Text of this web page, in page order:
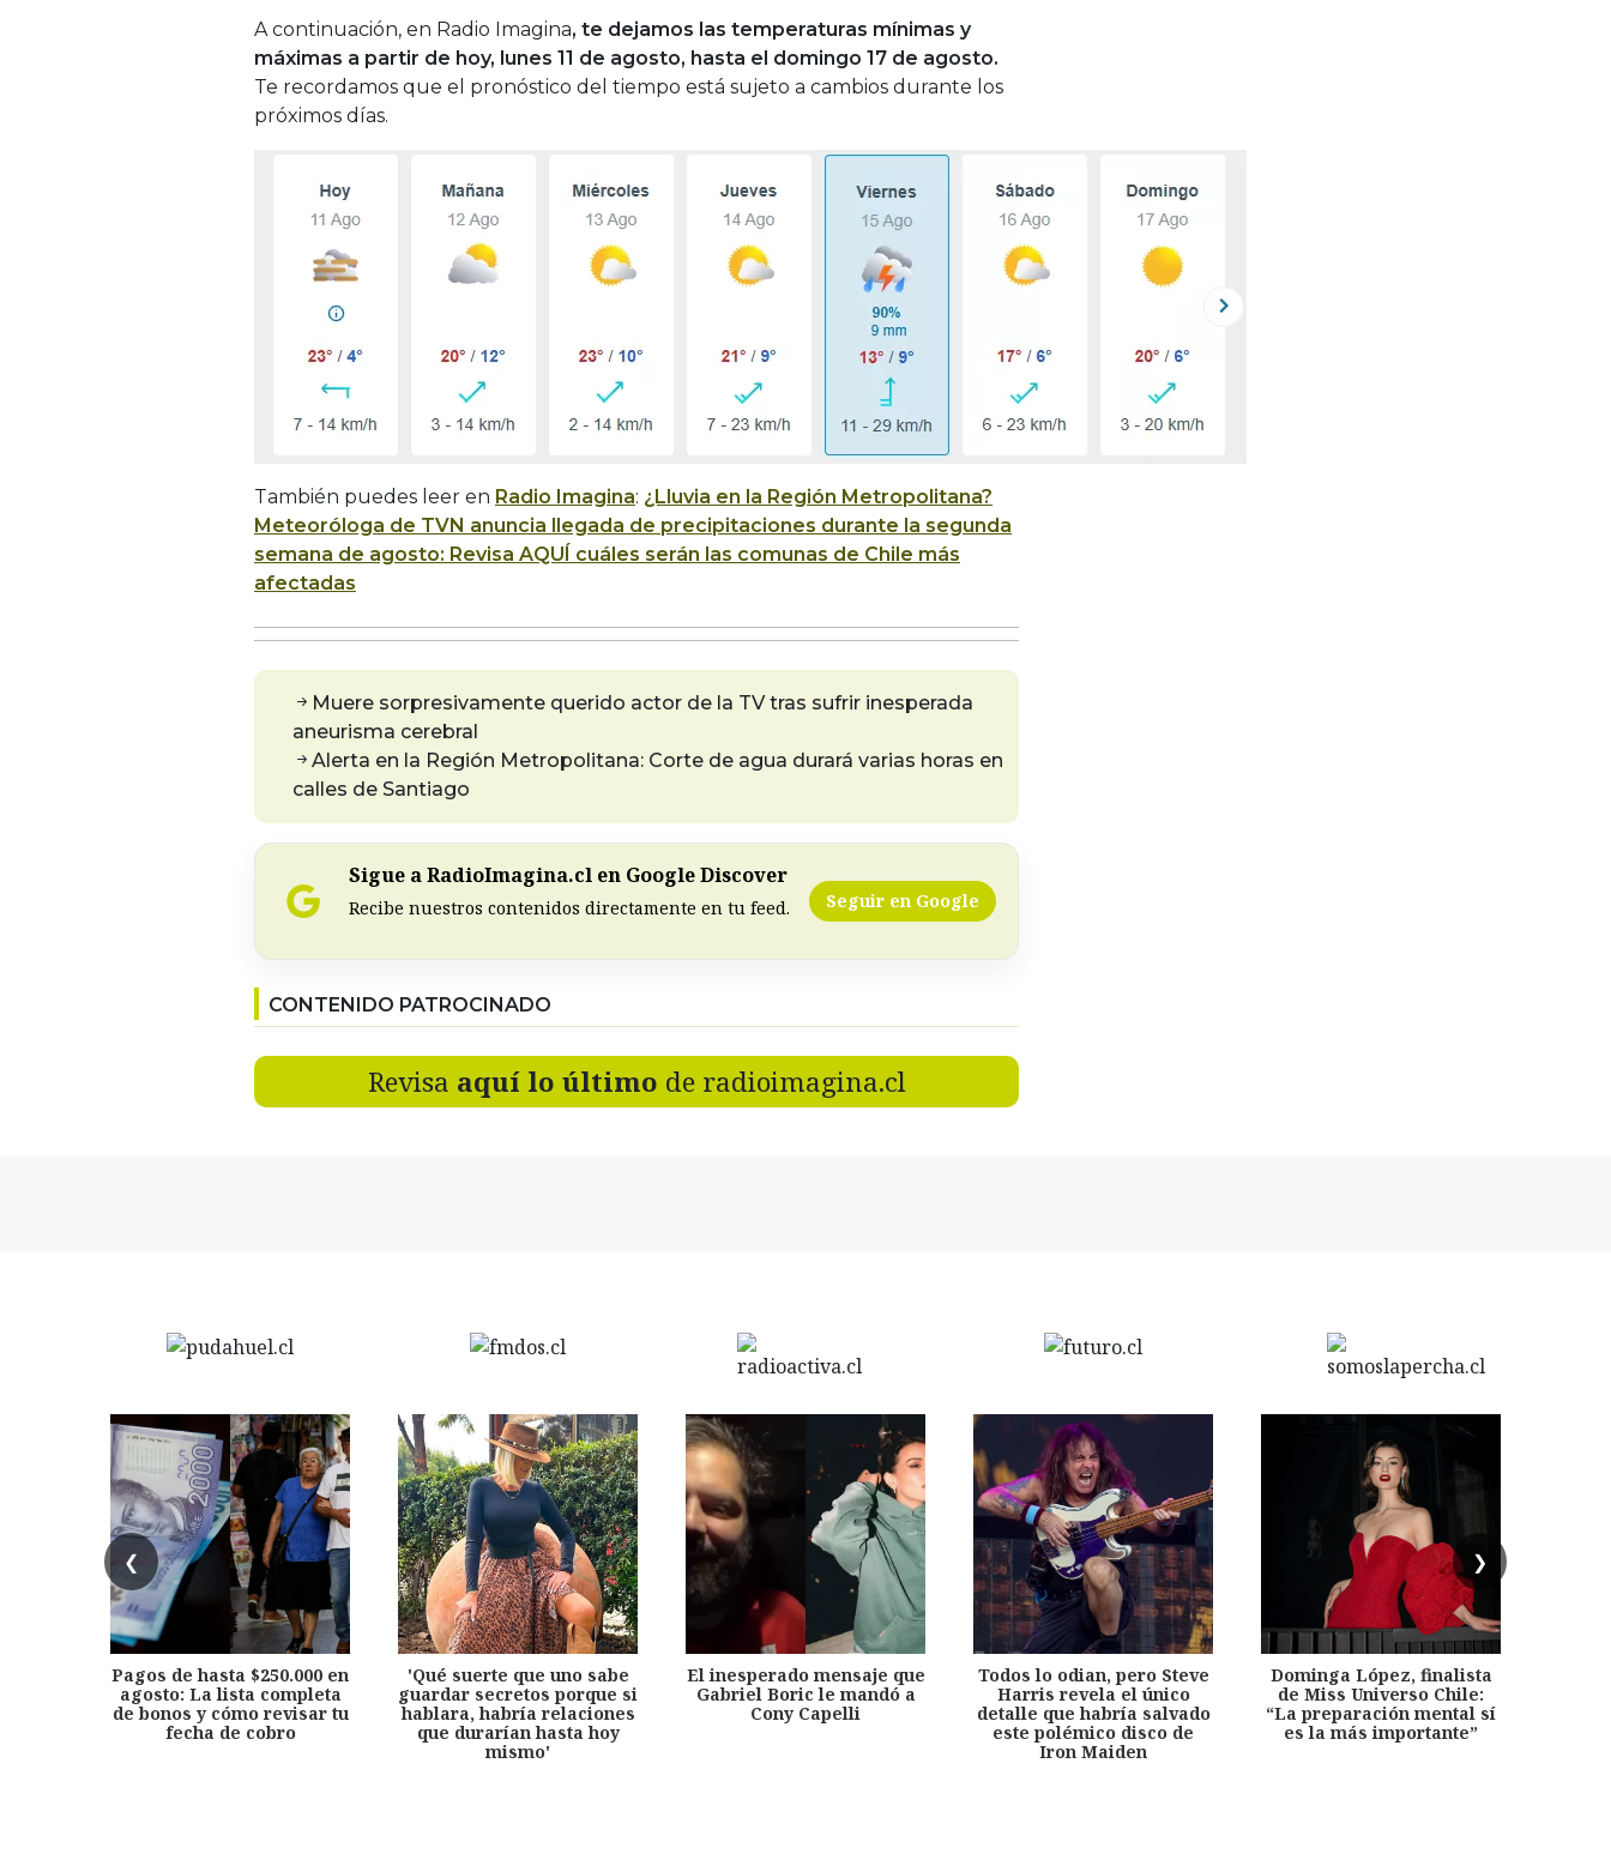
A continuación, en Radio Imagina, te dejamos las temperaturas mínimas y
máximas a partir de hoy, lunes 11 de agosto, hasta el domingo 17 de agosto.
Te recordamos que el pronóstico del tiempo está sujeto a cambios durante los
próximos días.
También puedes leer en Radio Imagina: ¿Lluvia en la Región Metropolitana?
Meteoróloga de TVN anuncia llegada de precipitaciones durante la segunda
semana de agosto: Revisa AQUÍ cuáles serán las comunas de Chile más
afectadas
Muere sorpresivamente querido actor de la TV tras sufrir inesperada
aneurisma cerebral
Alerta en la Región Metropolitana: Corte de agua durará varias horas en
calles de Santiago
Sigue a RadioImagina.cl en Google Discover
Recibe nuestros contenidos directamente en tu feed. Seguir en Google
CONTENIDO PATROCINADO
Revisa aquí lo último de radioimagina.cl
❮ ❯
Pagos de hasta $250.000 en
agosto: La lista completa
de bonos y cómo revisar tu
fecha de cobro
'Qué suerte que uno sabe
guardar secretos porque si
hablara, habría relaciones
que durarían hasta hoy
mismo'
El inesperado mensaje que
Gabriel Boric le mandó a
Cony Capelli
Todos lo odian, pero Steve
Harris revela el único
detalle que habría salvado
este polémico disco de
Iron Maiden
Dominga López, finalista
de Miss Universo Chile:
“La preparación mental sí
es la más importante”